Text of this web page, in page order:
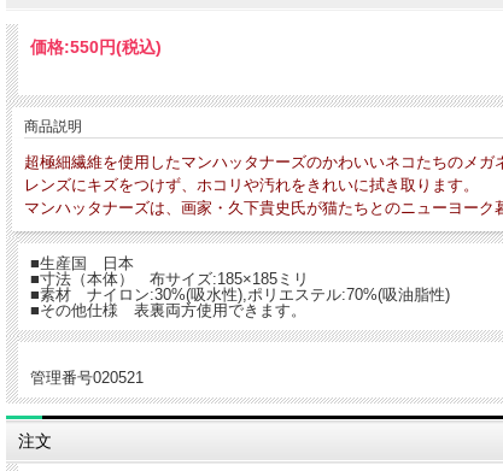
価格:550円(税込)
商品説明
超極細繊維を使用したマンハッタナーズのかわいいネコたちのメガ
レンズにキズをつけず、ホコリや汚れをきれいに拭き取ります。
マンハッタナーズは、画家・久下貴史氏が猫たちとのニューヨー
■生産国 日本
■寸法（本体） 布サイズ:185×185ミリ
■素材 ナイロン:30%(吸水性),ポリエステル:70%(吸油脂性)
■その他仕様 表裏両方使用できます。
管理番号020521
注文